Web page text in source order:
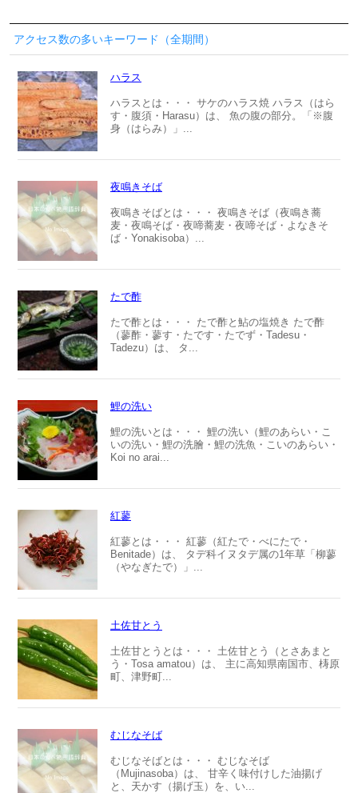
アクセス数の多いキーワード（全期間）
ハラス
ハラスとは・・・ サケのハラス焼 ハラス（はら
す・腹須・Harasu）は、 魚の腹の部分。「※腹
身（はらみ）」...
夜鳴きそば
夜鳴きそばとは・・・ 夜鳴きそば（夜鳴き蕎
麦・夜鳴そば・夜啼蕎麦・夜啼そば・よなきそ
ば・Yonakisoba）...
たで酢
たで酢とは・・・ たで酢と鮎の塩焼き たで酢
（蓼酢・蓼す・たです・たでず・Tadesu・
Tadezu）は、 タ...
鯉の洗い
鯉の洗いとは・・・ 鯉の洗い（鯉のあらい・こ
いの洗い・鯉の洗膾・鯉の洗魚・こいのあらい・
Koi no arai...
紅蓼
紅蓼とは・・・ 紅蓼（紅たで・べにたで・
Benitade）は、 タデ科イヌタデ属の1年草「柳蓼
（やなぎたで）」...
土佐甘とう
土佐甘とうとは・・・ 土佐甘とう（とさあまと
う・Tosa amatou）は、 主に高知県南国市、梼原
町、津野町...
むじなそば
むじなそばとは・・・ むじなそば
（Mujinasoba）は、 甘辛く味付けした油揚げ
と、天かす（揚げ玉）を、い...